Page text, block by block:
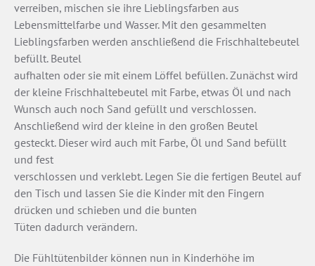
verreiben, mischen sie ihre Lieblingsfarben aus
Lebensmittelfarbe und Wasser. Mit den gesammelten
Lieblingsfarben werden anschließend die Frischhaltebeutel
befüllt. Beutel
aufhalten oder sie mit einem Löffel befüllen. Zunächst wird
der kleine Frischhaltebeutel mit Farbe, etwas Öl und nach
Wunsch auch noch Sand gefüllt und verschlossen.
Anschließend wird der kleine in den großen Beutel
gesteckt. Dieser wird auch mit Farbe, Öl und Sand befüllt
und fest
verschlossen und verklebt. Legen Sie die fertigen Beutel auf
den Tisch und lassen Sie die Kinder mit den Fingern
drücken und schieben und die bunten
Tüten dadurch verändern.
Die Fühltütenbilder können nun in Kinderhöhe im